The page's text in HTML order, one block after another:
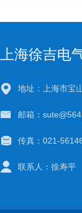
上海徐吉电
地址：上海市宝
邮箱：
传真：021-
联系人：徐寿平